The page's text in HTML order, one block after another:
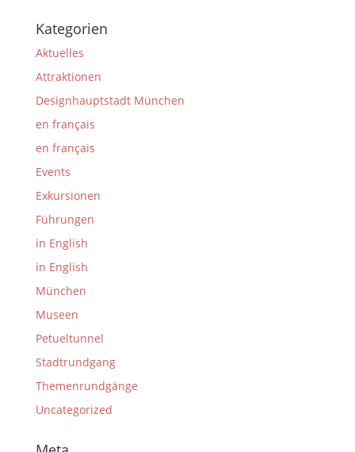
Kategorien
Aktuelles
Attraktionen
Designhauptstadt München
en français
en français
Events
Exkursionen
Führungen
in English
in English
München
Museen
Petueltunnel
Stadtrundgang
Themenrundgänge
Uncategorized